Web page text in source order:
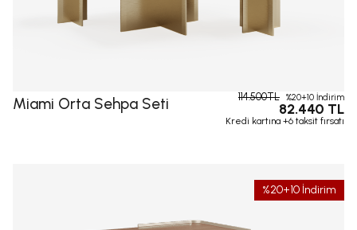
Miami Orta Sehpa Seti 114.500TL %20+10 İndirim
82.440 TL
Kredi kartına +6 taksit fırsatı
%20+10 İndirim